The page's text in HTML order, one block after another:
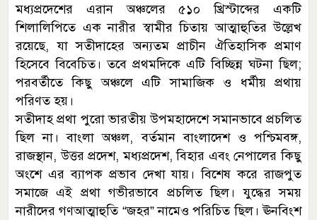
মধ্যপ্রদেশের এরান অঞ্চলের ৫১০ খ্রিস্টাব্দের একটি
শিলালিপিতে এক নারীর স্বামীর চিতায় আত্মাহুতির উল্লেখ
রয়েছে, যা সতীদাহের অন্যতম প্রাচীন ঐতিহাসিক প্রমাণ
হিসেবে বিবেচিত। তবে প্রথমদিকে এটি বিচ্ছিন্ন ঘটনা ছিল;
পরবর্তীতে কিছু অঞ্চলে এটি সামাজিক ও ধর্মীয় প্রথায়
পরিণত হয়।
সতীদাহ প্রথা পুরো ভারতীয় উপমহাদেশে সমানভাবে প্রচলিত
ছিল না। বাংলা অঞ্চল, বর্তমান বাংলাদেশ ও পশ্চিমবঙ্গ,
রাজস্থান, উত্তর প্রদেশ, মধ্যপ্রদেশ, বিহার এবং নেপালের কিছু
অংশে এর ব্যাপক প্রভাব দেখা যায়। বিশেষ করে রাজপুত
সমাজে এই প্রথা গভীরভাবে প্রচলিত ছিল। যুদ্ধের সময়
নারীদের গণআত্মাহুতি “জহর” নামেও পরিচিত ছিল। ঊনবিংশ